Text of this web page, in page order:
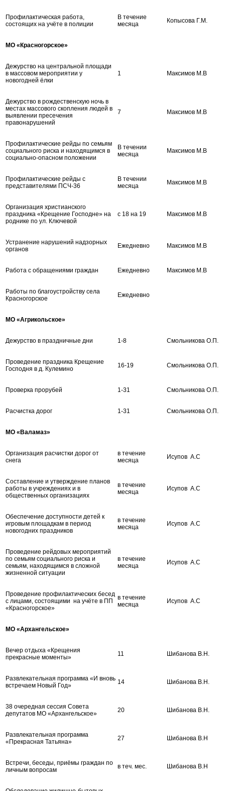
Профилактическая работа,
состоящих на учёте в полиции
В течение
месяца
Копысова Г.М.
МО «Красногорское»
Дежурство на центральной площади
в массовом мероприятии у
новогодней ёлки
1 Максимов М.В
Дежурство в рождественскую ночь в
местах массового скопления людей в
выявлении пресечения
правонарушений
7 Максимов М.В
Профилактические рейды по семьям
социального риска и находящимся в
социально-опасном положении
В течении
месяца
Максимов М.В
Профилактические рейды с
представителями ПСЧ-36
В течении
месяца
Максимов М.В
Организация христианского
праздника «Крещение Господне» на
роднике по ул. Ключевой
с 18 на 19 Максимов М.В
Устранение нарушений надзорных
органов
Ежедневно Максимов М.В
Работа с обращениями граждан Ежедневно Максимов М.В
Работы по благоустройству села
Красногорское
Ежедневно
МО «Агрикольское»
Дежурство в праздничные дни 1-8 Смольникова О.П.
Проведение праздника Крещение
Господня в д. Кулемино
16-19 Смольникова О.П.
Проверка прорубей 1-31 Смольникова О.П.
Расчистка дорог 1-31 Смольникова О.П.
МО «Валамаз»
Организация расчистки дорог от
снега
в течение
месяца
Исупов А.С
Составление и утверждение планов
работы в учреждениях и в
общественных организациях
в течение
месяца
Исупов А.С
Обеспечение доступности детей к
игровым площадкам в период
новогодних праздников
в течение
месяца
Исупов А.С
Проведение рейдовых мероприятий
по семьям социального риска и
семьям, находящимся в сложной
жизненной ситуации
в течение
месяца
Исупов А.С
Проведение профилактических бесед
с лицами, состоящими на учёте в ПП
«Красногорское»
в течение
месяца
Исупов А.С
МО «Архангельское»
Вечер отдыха «Крещения
прекрасные моменты»
11 Шибанова В.Н.
Развлекательная программа «И вновь
встречаем Новый Год»
14 Шибанова В.Н.
38 очередная сессия Совета
депутатов МО «Архангельское»
20 Шибанова В.Н.
Развлекательная программа
«Прекрасная Татьяна»
27 Шибанова В.Н
Встречи, беседы, приёмы граждан по
личным вопросам
в теч. мес. Шибанова В.Н